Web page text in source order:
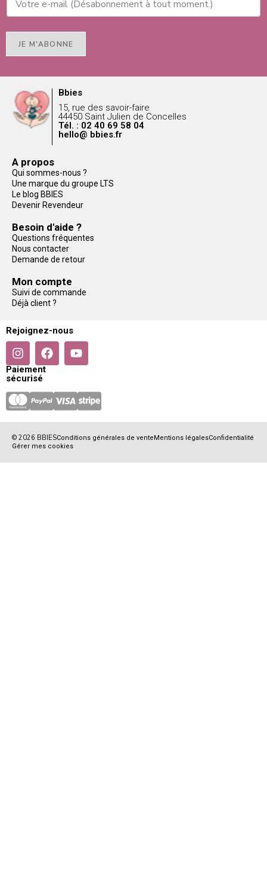
JE M'ABONNE
Bbies
15, rue des savoir-faire
44450 Saint Julien de Concelles
Tél. : 02 40 69 58 04
hello@ bbies.fr
A propos
Qui sommes-nous ?
Une marque du groupe LTS
Le blog BBIES
Devenir Revendeur
Besoin d'aide ?
Questions fréquentes
Nous contacter
Demande de retour
Mon compte
Suivi de commande
Déjà client ?
Rejoignez-nous
Paiement
sécurisé
© 2026 BBIESConditions générales de venteMentions légalesConfidentialité
Gérer mes cookies